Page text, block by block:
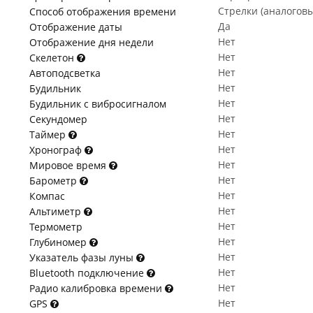
Способ отображения времени
Стрелки
Отображение даты
Да
Отображение дня недели
Нет
Скелетон
Нет
Автоподсветка
Нет
Будильник
Нет
Будильник с вибросигналом
Нет
Секундомер
Нет
Таймер
Нет
Хронограф
Нет
Мировое время
Нет
Барометр
Нет
Компас
Нет
Альтиметр
Нет
Термометр
Нет
Глубиномер
Нет
Указатель фазы луны
Нет
Bluetooth подключение
Нет
Радио калибровка времени
Нет
GPS
Нет